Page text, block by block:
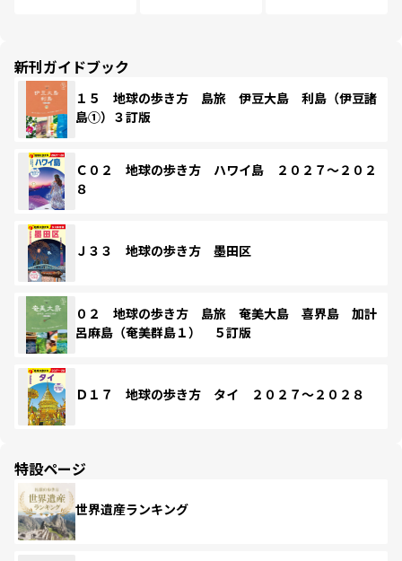
新刊ガイドブック
１５ 地球の歩き方 島旅 伊豆大島 利島（伊豆諸
島①）３訂版
Ｃ０２ 地球の歩き方 ハワイ島 ２０２７～２０２
８
Ｊ３３ 地球の歩き方 墨田区
０２ 地球の歩き方 島旅 奄美大島 喜界島 加計
呂麻島（奄美群島１） ５訂版
Ｄ１７ 地球の歩き方 タイ ２０２７～２０２８
特設ページ
世界遺産ランキング